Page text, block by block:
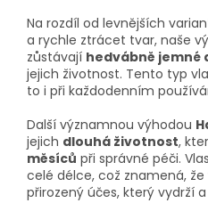
Na rozdíl od levnějších
a rychle ztrácet tvar, naše
zůstávají hedvábně jemné
jejich životnost. Tento typ
to i při každodenním
Další významnou výhodou
jejich dlouhá životnost,
měsíců při správné péči.
celé délce, což znamená,
přirozený účes, který vydrží